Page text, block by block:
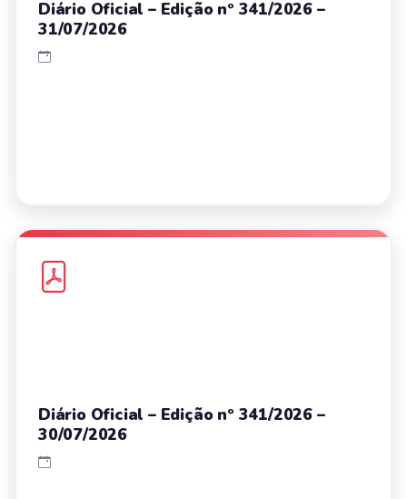
Diário Oficial – Edição nº 341/2026 –
31/07/2026
Diário Oficial – Edição nº 341/2026 –
30/07/2026